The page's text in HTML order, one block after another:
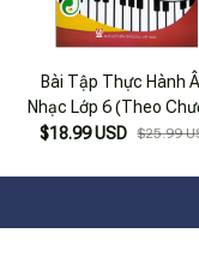
Bài Tập Thực Hành
Nhạc Lớp 6 (Theo
Trình Giáo Dục Phổ
$18.99 USD $25.99